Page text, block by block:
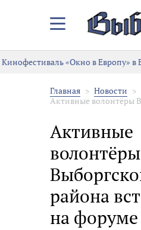
Закрыть/
меню
Кинофестиваль «Окно в Европу» в
Главная Новости
Активные волонтёры
Активные
волонтёры
района
на форуме